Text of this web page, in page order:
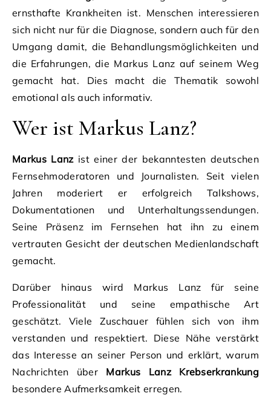
ernsthafte Krankheiten ist. Menschen interessieren
sich nicht nur für die Diagnose, sondern auch für den
Umgang damit, die Behandlungsmöglichkeiten und
die Erfahrungen, die Markus Lanz auf seinem Weg
gemacht hat. Dies macht die Thematik sowohl
emotional als auch informativ.
Wer ist Markus Lanz?
Markus Lanzist einer der bekanntesten deutschen
Fernsehmoderatoren und Journalisten. Seit vielen
Jahren moderiert er erfolgreich Talkshows,
Dokumentationen und Unterhaltungssendungen.
Seine Präsenz im Fernsehen hat ihn zu einem
vertrauten Gesicht der deutschen Medienlandschaft
gemacht.
Darüber hinaus wird Markus Lanz für seine
Professionalität und seine empathische Art
geschätzt. Viele Zuschauer fühlen sich von ihm
verstanden und respektiert. Diese Nähe verstärkt
das Interesse an seiner Person und erklärt, warum
Nachrichten über Markus Lanz Krebserkrankung
besondere Aufmerksamkeit erregen.